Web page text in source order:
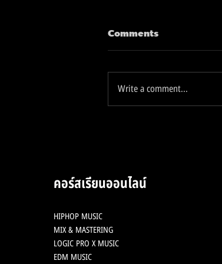
Comments
Write a comment...
คอร์สเรียนออนไลน์
HIPHOP MUSIC
MIX & MASTERING
LOGIC PRO X MUSIC
EDM MUSIC